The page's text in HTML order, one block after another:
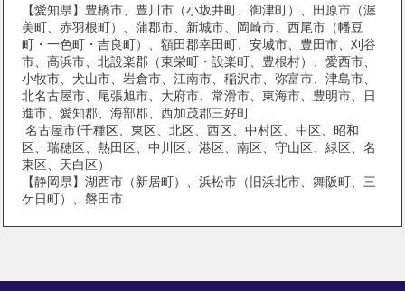
【愛知県】豊橋市、豊川市（小坂井町、御津町）、田原市（渥
美町、赤羽根町）、蒲郡市、新城市、岡崎市、西尾市（幡豆
町・一色町・吉良町）、額田郡幸田町、安城市、豊田市、刈谷
市、高浜市、北設楽郡（東栄町・設楽町、豊根村）、愛西市、
小牧市、犬山市、岩倉市、江南市、稲沢市、弥富市、津島市、
北名古屋市、尾張旭市、大府市、常滑市、東海市、豊明市、日
進市、愛知郡、海部郡、西加茂郡三好町
名古屋市(千種区、東区、北区、西区、中村区、中区、昭和
区、瑞穂区、熱田区、中川区、港区、南区、守山区、緑区、名
東区、天白区）
【静岡県】湖西市（新居町）、浜松市（旧浜北市、舞阪町、三
ケ日町）、磐田市